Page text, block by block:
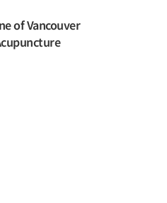
of Vancouver